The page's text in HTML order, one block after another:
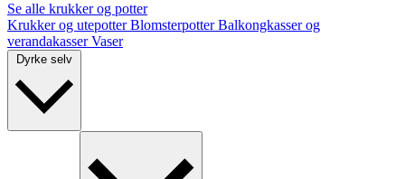
Se alle krukker og potter
Krukker og utepotterBlomsterpotterBalkongkasser og
verandakasserVaser